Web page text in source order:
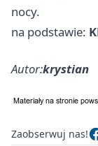
nocy.
na podstawie:
Autor:krystian
Zaobserwuj nas!